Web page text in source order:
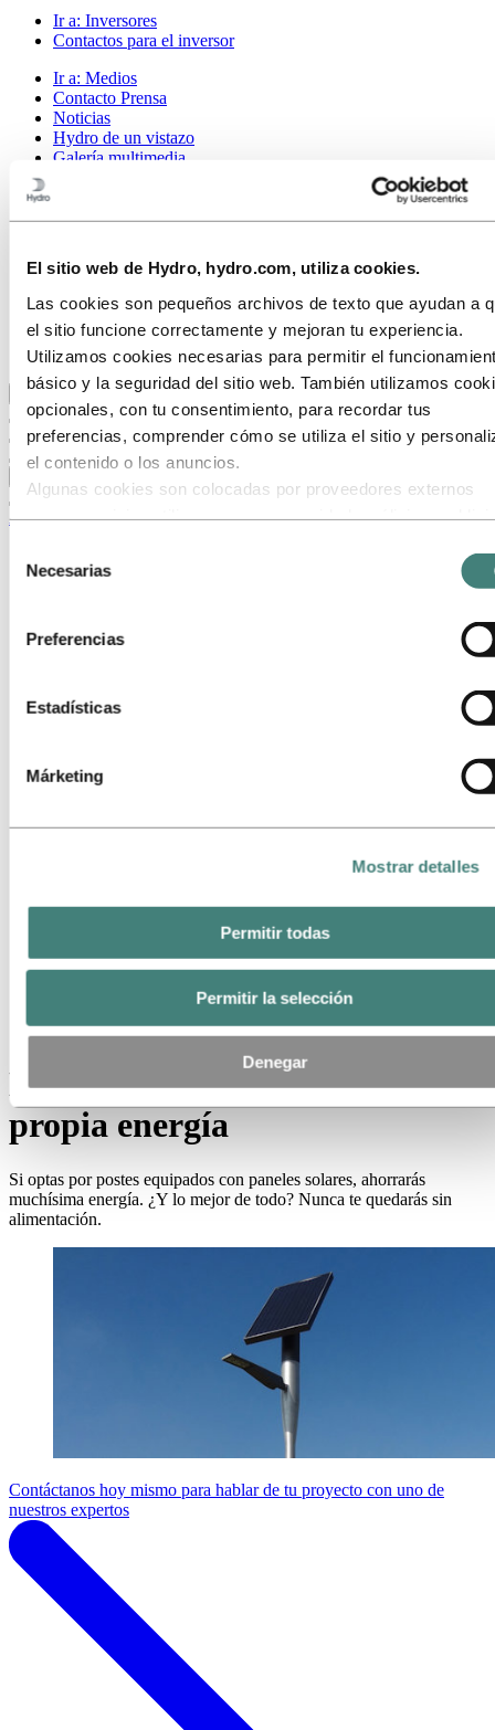
El sitio web de Hydro, hydro.com, utiliza cookies.
Las cookies son pequeños archivos de texto que ayudan a
el sitio funcione correctamente y mejoran tu experiencia.
Utilizamos cookies necesarias para permitir el
básico y la seguridad del sitio web. También utilizamos
opcionales, con tu consentimiento, para recordar tus
preferencias, comprender cómo se utiliza el sitio y
el contenido o los anuncios.
Algunas cookies son colocadas por proveedores externos
uso de nuestro sitio con otra información que les hayas
proporcionado o que hayan recopilado a través de tu uso de
servicios. El tercero listado como responsable de una
terceros es el Responsable del Tratamiento de los datos
consultar quiénes son estos terceros en la lista de cookies
Necesarias
Preferencias
Estadísticas
Márketing
Mostrar detalles
Permitir todas
Permitir la selección
Denegar
Ir a: Inversores
Contactos para el inversor
Ir a: Medios
Contacto Prensa
Noticias
Hydro de un vistazo
Galería multimedia
Nuestra estrategia
Nuestras ubicaciones en Argentina
Obtención
Stories by Hydro
Clientes y socios
Volver al menú principal
Aluminio
Sistemas de arquitectura
Perfiles extruidos
Postes de señalización de alta capacidad
Sobre el aluminio
Aluminio
Postes solares
Los postes solares generan su
propia energía
Si optas por postes equipados con paneles solares, ahorrarás
muchísima energía. ¿Y lo mejor de todo? Nunca te quedarás sin
alimentación.
Contáctanos hoy mismo para hablar de tu proyecto con uno de
nuestros expertos